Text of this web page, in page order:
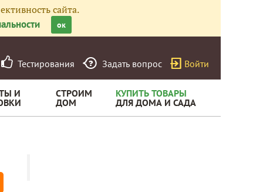
сайта.
ок
Тестирования Задать вопрос Войти
И
СТРОИМ
ДОМ
КУПИТЬ ТОВАРЫ
ДЛЯ ДОМА И САДА